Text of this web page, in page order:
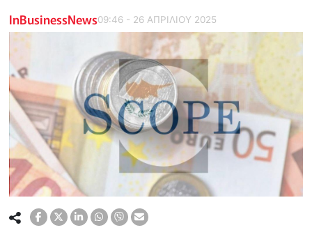
InBusinessNews09:46 - 26 ΑΠΡΙΛΙΟΥ 2025